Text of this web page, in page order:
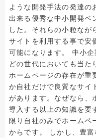
ような開発手法の発達の
出来る優秀な中小開発ベ
した。それらの小粒なが
サイトを利用する事で安
可能になります。 中小
どの世代においても当た
ホームページの存在が重
か自社だけで良質なサイ
があります。なぜなら、
導入する以上の知識を要
限り自社のみでホームペ
からです。 しかし、豊